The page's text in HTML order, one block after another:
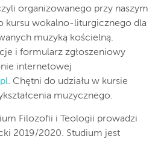
organizowanego przy naszym
kursu wokalno-liturgicznego dla
muzyką kościelną.
i formularz zgłoszeniowy
internetowej
. Chętni do udziału w kursie
muzycznego.
Filozofii i Teologii prowadzi
2019/2020. Studium jest